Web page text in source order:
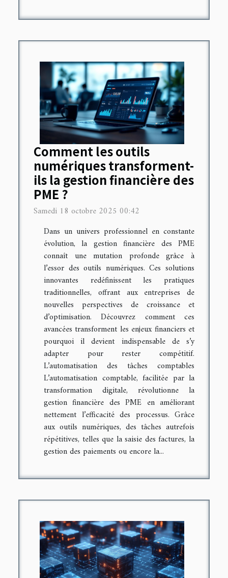
Comment les outils
numériques transforment-
ils la gestion financière des
PME ?
Samedi 18 octobre 2025 00:42
Dans un univers professionnel en constante
évolution, la gestion financière des PME
connaît une mutation profonde grâce à
l’essor des outils numériques. Ces solutions
innovantes redéfinissent les pratiques
traditionnelles, offrant aux entreprises de
nouvelles perspectives de croissance et
d’optimisation. Découvrez comment ces
avancées transforment les enjeux financiers et
pourquoi il devient indispensable de s’y
adapter pour rester compétitif.
L’automatisation des tâches comptables
L’automatisation comptable, facilitée par la
transformation digitale, révolutionne la
gestion financière des PME en améliorant
nettement l’efficacité des processus. Grâce
aux outils numériques, des tâches autrefois
répétitives, telles que la saisie des factures, la
gestion des paiements ou encore la...